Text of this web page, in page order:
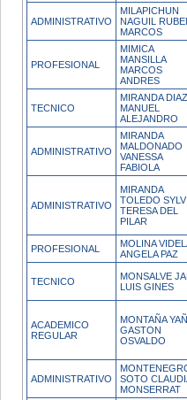
ADMINISTRATIVO
MILAPICHUN
NAGUIL
MARCOS
PROFESIONAL
MIMICA
MANSILLA
MARCOS
ANDRES
TECNICO
MIRANDA DIAZ
MANUEL
ALEJANDRO
ADMINISTRATIVO
MIRANDA
MALDONADO
VANESSA
FABIOLA
ADMINISTRATIVO
MIRANDA
TOLEDO
TERESA DEL
PILAR
PROFESIONAL
MOLINA
ANGELA PAZ
TECNICO
MONSALVE
LUIS GINES
ACADEMICO
REGULAR
MONTAÑA
GASTON
OSVALDO
ADMINISTRATIVO
SOTO
MONSERRAT